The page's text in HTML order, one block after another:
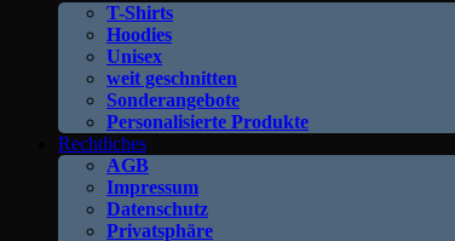
T-Shirts
Hoodies
Unisex
weit geschnitten
Sonderangebote
Personalisierte Produkte
Rechtliches
AGB
Impressum
Datenschutz
Privatsphäre